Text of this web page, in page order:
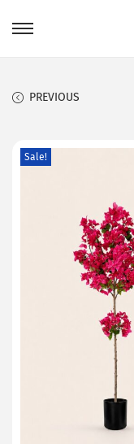
PREVIOUS
Sale!